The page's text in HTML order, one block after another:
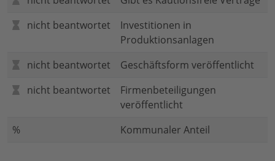
nicht beantwortet
Investitionen in
Produktionsanlagen
nicht beantwortet
Geschäftsform veröffentlicht
nicht beantwortet
Firmenbeteiligungen
veröffentlicht
%
Kommunaler Anteil